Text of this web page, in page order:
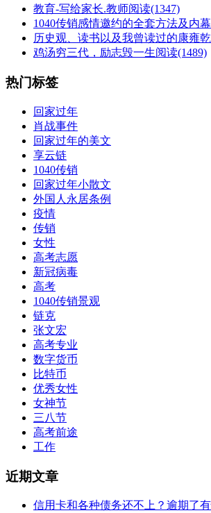
教育-写给家长.教师阅读(1347)
1040传销感情邀约的全套方法及内幕
历史观、读书以及我曾读过的康雍
鸡汤穷三代，励志毁一生阅读(1489)
热门标签
回家过年
肖战事件
回家过年的美文
享云链
1040传销
回家过年小散文
外国人永居条例
疫情
传销
女性
高考志愿
新冠病毒
高考
1040传销景观
链克
张文宏
高考专业
数字货币
比特币
优秀女性
女神节
三八节
高考前途
工作
近期文章
信用卡和各种债务还不上？逾期了